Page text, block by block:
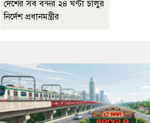
দেশের সব বন্দর ২৪ ঘণ্টা চালুর
নির্দেশ প্রধানমন্ত্রীর